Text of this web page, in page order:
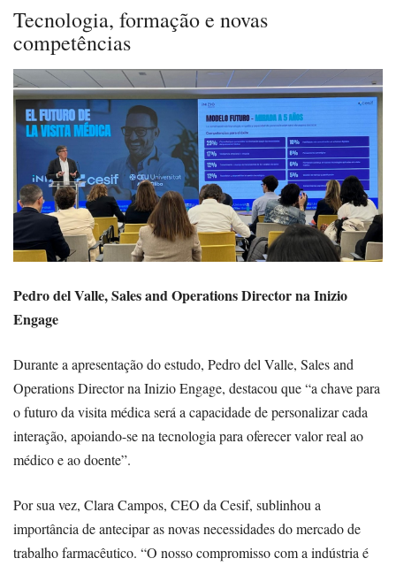
Tecnologia, formação e novas
competências
Pedro del Valle, Sales and Operations Director na Inizio
Engage
Durante a apresentação do estudo, Pedro del Valle, Sales and
Operations Director na Inizio Engage, destacou que “a chave para
o futuro da visita médica será a capacidade de personalizar cada
interação, apoiando-se na tecnologia para oferecer valor real ao
médico e ao doente”.
Por sua vez, Clara Campos, CEO da Cesif, sublinhou a
importância de antecipar as novas necessidades do mercado de
trabalho farmacêutico. “O nosso compromisso com a indústria é